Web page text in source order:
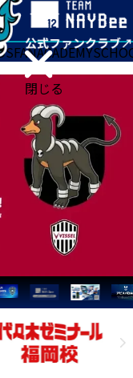
閉じる
FANACADEMY